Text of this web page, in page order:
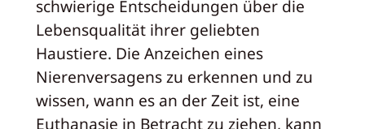
schwierige Entscheidungen über die
Lebensqualität ihrer geliebten
Haustiere. Die Anzeichen eines
Nierenversagens zu erkennen und zu
wissen, wann es an der Zeit ist, eine
Euthanasie in Betracht zu ziehen, kann